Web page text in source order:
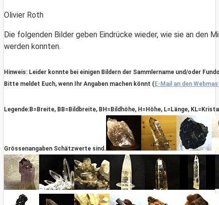
Olivier Roth
Die folgenden Bilder geben Eindrücke wieder, wie sie an den
werden konnten.
Hinweis: Leider konnte bei einigen Bildern der Sammlername und/oder
Bitte meldet Euch, wenn Ihr Angaben machen könnt ( E-Mail an den
Legende:B=Breite, BB=Bildbreite, BH=Bildhöhe, H=Höhe, L=Länge,
Grössenangaben Schätzwerte sind.